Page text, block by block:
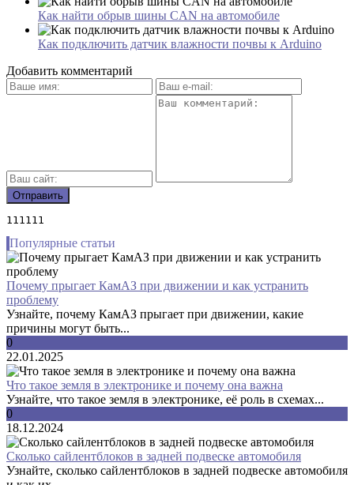
Как найти обрыв шины CAN на автомобиле
Как подключить датчик влажности почвы к Arduino
Добавить комментарий
111111
Популярные статьи
Почему прыгает КамАЗ при движении и как устранить
проблему
Узнайте, почему КамАЗ прыгает при движении, какие
причины могут быть...
0
22.01.2025
Что такое земля в электронике и почему она важна
Узнайте, что такое земля в электронике, её роль в схемах...
0
18.12.2024
Сколько сайлентблоков в задней подвеске автомобиля
Узнайте, сколько сайлентблоков в задней подвеске автомобиля